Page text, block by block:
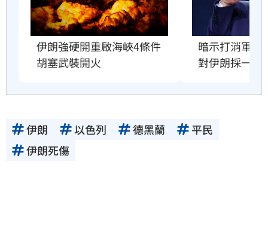
伊朗強硬開重啟海峽4條件
胡塞武裝開火
暗示打消軍事
對伊朗採一策
伊朗 以色列 德黑蘭
平民
伊朗死傷